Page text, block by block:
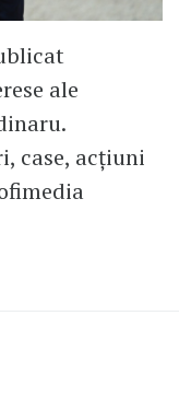
ale
case, acțiuni